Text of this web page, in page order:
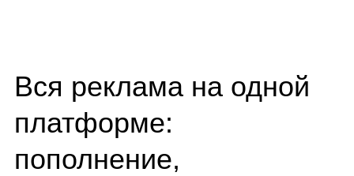
Вся реклама на одной
платформе:
пополнение,